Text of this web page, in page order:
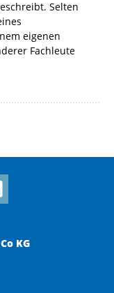
Selten
eigenen
Fachleute
KG